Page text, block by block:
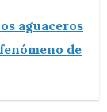
aguaceros
de